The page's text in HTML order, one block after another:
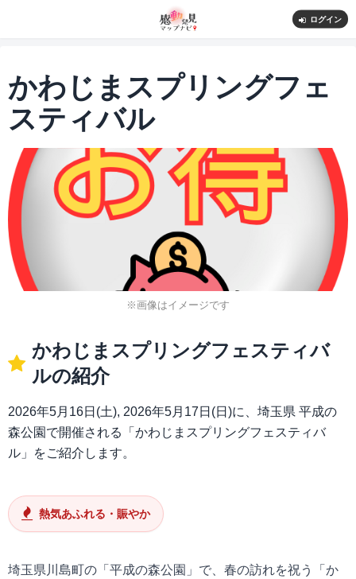
ログイン
かわじまスプリングフェ
スティバル
※画像はイメージです
かわじまスプリングフェスティバ
ルの紹介
2026年5月16日(土), 2026年5月17日(日)に、埼玉県 平成の
森公園で開催される「かわじまスプリングフェスティバ
ル」をご紹介します。
熱気あふれる・賑やか
埼玉県川島町の「平成の森公園」で、春の訪れを祝う「か